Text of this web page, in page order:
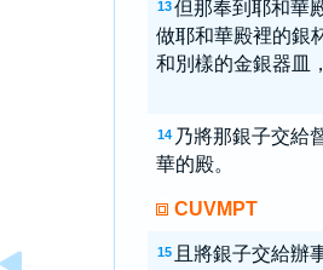
13 但那奉到耶和華
做耶和華殿裡的銀
和別樣的金銀器皿，
14 乃將那銀子交給
華的殿。
CUVMPT
15 且將銀子交給辦